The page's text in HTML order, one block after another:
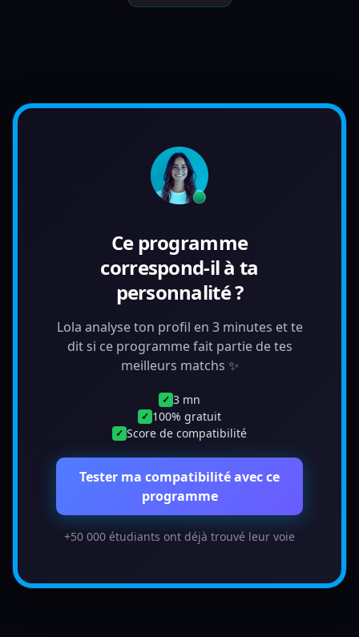
Ce programme
correspond-il à ta
personnalité ?
Lola analyse ton profil en 3 minutes et te
dit si ce programme fait partie de tes
meilleurs matchs ✨
✓ 3 mn
✓ 100% gratuit
✓ Score de compatibilité
Tester ma compatibilité avec ce
programme
+50 000 étudiants ont déjà trouvé leur voie